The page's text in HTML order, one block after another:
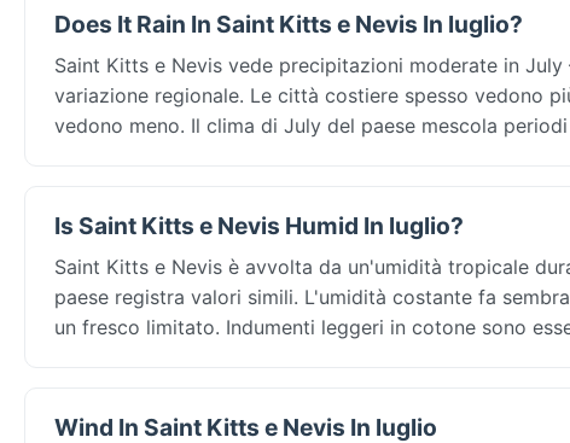
Does It Rain In Saint Kitts e Nevis In luglio?
Saint Kitts e Nevis vede precipitazioni moderate in
variazione regionale. Le città costiere spesso vedono
vedono meno. Il clima di July del paese mescola
Is Saint Kitts e Nevis Humid In luglio?
Saint Kitts e Nevis è avvolta da un'umidità tropicale
paese registra valori simili. L'umidità costante fa
un fresco limitato. Indumenti leggeri in cotone sono
Wind In Saint Kitts e Nevis In luglio